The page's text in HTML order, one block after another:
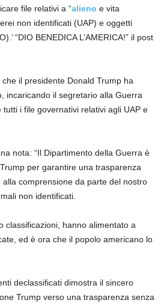
file relativi a “alieno e vita
non identificati (UAP) e oggetti
“DIO BENEDICA L’AMERICA!” il post
il presidente Donald Trump ha
incaricando il segretario alla Guerra
i file governativi relativi agli UAP e
nota: “Il Dipartimento della Guerra è
per garantire una trasparenza
comprensione da parte del nostro
non identificati.
classificazioni, hanno alimentato a
ed è ora che il popolo americano lo
declassificati dimostra il sincero
Trump verso una trasparenza senza